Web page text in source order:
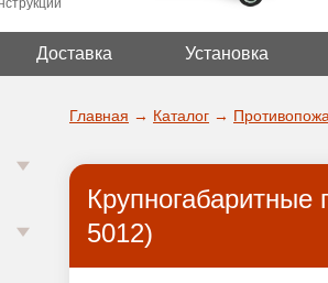
Доставка Установка
Главная → Каталог →
Крупногабаритные
5012)